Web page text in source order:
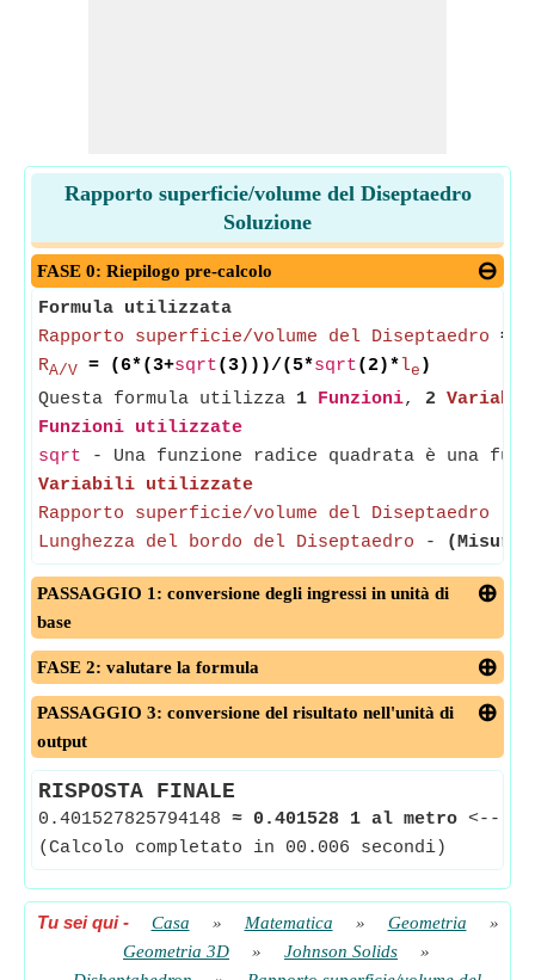
Rapporto superficie/volume del Diseptaedro
Soluzione
FASE 0: Riepilogo pre-calcolo
Formula utilizzata
Rapporto superficie/volume del Diseptaedro =
RA/V = (6*(3+sqrt(3)))/(5*sqrt(2)*le )
Questa formula utilizza 1 Funzioni, 2
Funzioni utilizzate
sqrt - Una funzione radice quadrata è una
Variabili utilizzate
Rapporto superficie/volume del Diseptaedro
Lunghezza del bordo del Diseptaedro -
PASSAGGIO 1: conversione degli ingressi in unità di
base
FASE 2: valutare la formula
PASSAGGIO 3: conversione del risultato nell'unità di
output
RISPOSTA FINALE
0.401527825794148 ≈ 0.401528 1 al metro <--
(Calcolo completato in 00.006 secondi)
Tu sei qui- Casa » Matematica » Geometria
»
Geometria 3D
» Johnson Solids
»